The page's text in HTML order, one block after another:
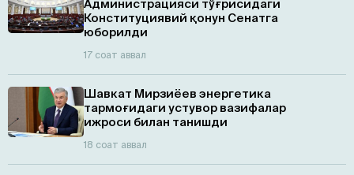
Администрацияси тўғрисидаги
Конституциявий қонун Сенатга
юборилди
17 соат аввал
Шавкат Мирзиёев энергетика
тармоғидаги устувор вазифалар
ижроси билан танишди
18 соат аввал